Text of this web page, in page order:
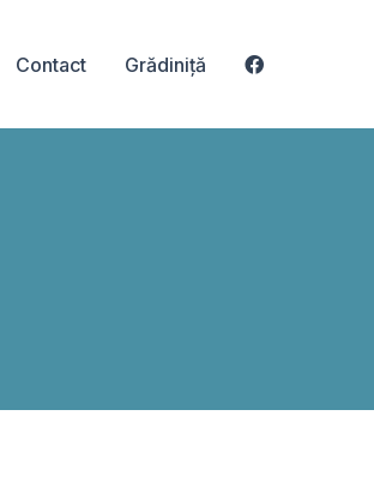
Contact Grădiniță